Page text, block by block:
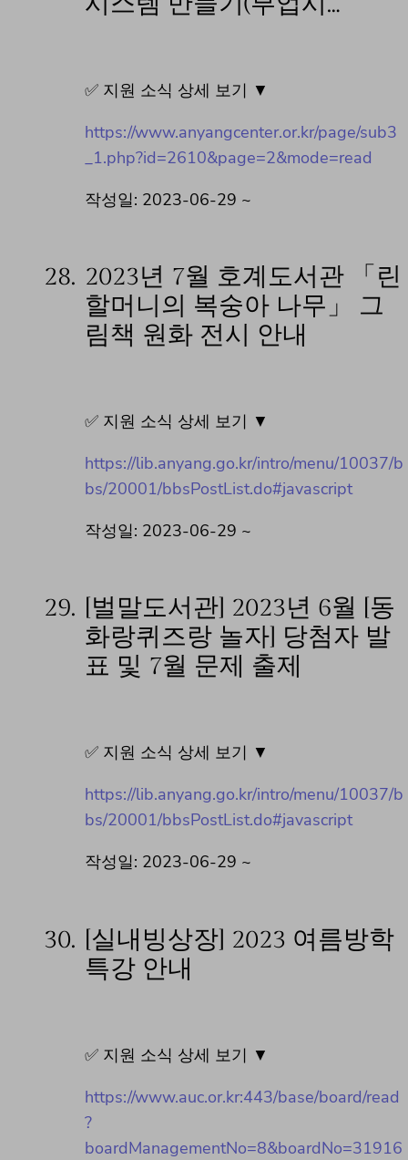
✅ 지원 소식 상세 보기 ▼
https://www.anyangcenter.or.kr/page/sub3
_1.php?id=2610&page=2&mode=read
작성일: 2023-06-29 ~
28. 2023년 7월 호계도서관 「린
할머니의 복숭아 나무」 그
림책 원화 전시 안내
✅ 지원 소식 상세 보기 ▼
https://lib.anyang.go.kr/intro/menu/10037/b
bs/20001/bbsPostList.do#javascript
작성일: 2023-06-29 ~
29.
[벌말도서관] 2023년 6월 [동
화랑퀴즈랑 놀자] 당첨자 발
표 및 7월 문제 출제
✅ 지원 소식 상세 보기 ▼
https://lib.anyang.go.kr/intro/menu/10037/b
bs/20001/bbsPostList.do#javascript
작성일: 2023-06-29 ~
30. [실내빙상장] 2023 여름방학
특강 안내
✅ 지원 소식 상세 보기 ▼
https://www.auc.or.kr:443/base/board/read
?
boardManagementNo=8&boardNo=31916